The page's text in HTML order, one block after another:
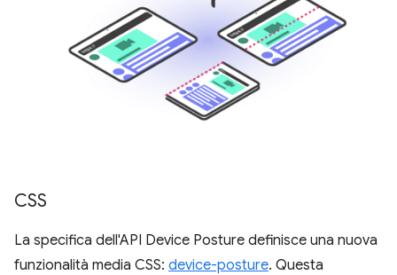
CSS
La specifica dell'API Device Posture definisce una nuova
funzionalità media CSS: device-posture. Questa